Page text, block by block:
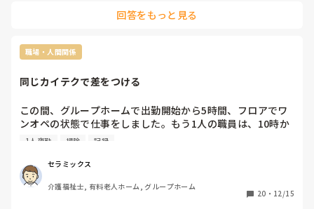
回答をもっと見る
職場・人間関係
同じカイテクで差をつける
この間、グループホームで出勤開始から5時間、フロアでワ
ンオペの状態で仕事をしました。もう1人の職員は、10時か
ら入浴業務を開始。入浴業務が掃除まで終わったのが12時
他の階の応援に入り、14時から15時まで休憩。その間、私
はフロアでワンオペ。料理を作り、排泄業務を行い、席から
立ち上がって歩行されると転倒リスクが高いので、必ず付き
1人夜勤 掃除 記録
セラミックス
介護福祉士, 有料老人ホーム, グループホーム
20 ・ 12/15